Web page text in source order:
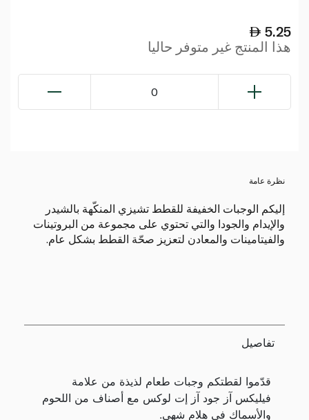
5.25
هذا المنتج غير متوفر حاليا
0
نظرة عامة
إليكم الوجبات الخفيفة للقطط تشيزي المنكّهة بالشيدر
والإيدام والجودا والتي تحتوي على مجموعة من البروتينات
والفيتامينات والمعادن لتعزيز صحّة القطط بشكل عام.
تفاصيل
قدّموا لقطتكم وجبات طعام لذيذة من علامة
فيليكس آز جود آز إت لوكس مع أصناف من اللحوم
والأسماك في هلام شهي.